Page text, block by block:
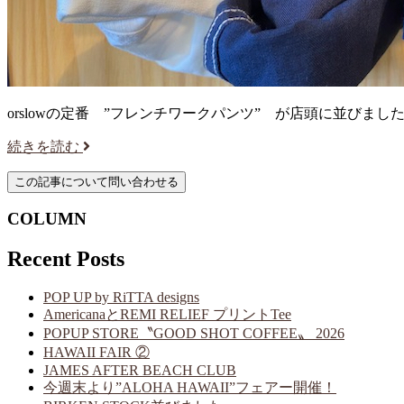
orslowの定番 ”フレンチワークパンツ” が店頭に並びまし
続きを読む
COLUMN
Recent Posts
POP UP by RiTTA designs
AmericanaとREMI RELIEF プリントTee
POPUP STORE〝GOOD SHOT COFFEE〟 2026
HAWAII FAIR ②
JAMES AFTER BEACH CLUB
今週末より”ALOHA HAWAII”フェアー開催！